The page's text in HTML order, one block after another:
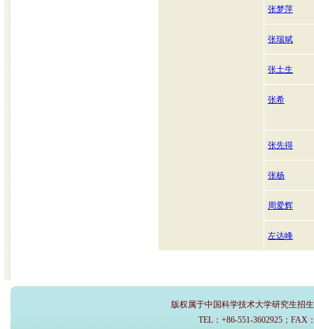
张梦萍
张瑞斌
张土生
张希
张先得
张杨
周爱辉
左达峰
版权属于中国科学技术大学研究生招
TEL：+86-551-3602925；FAX